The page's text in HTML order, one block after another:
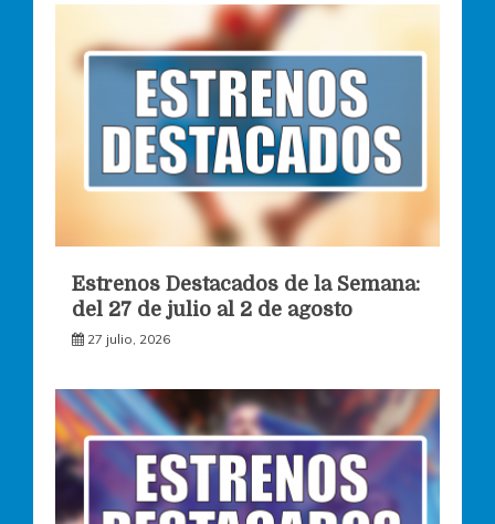
Estrenos Destacados de la Semana:
del 27 de julio al 2 de agosto
27 julio, 2026